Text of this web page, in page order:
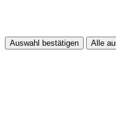
Auswahl bestätigen Alle